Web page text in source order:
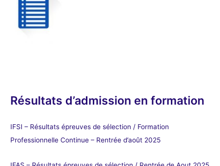
Résultats d’admission en formation
IFSI – Résultats épreuves de sélection / Formation
Professionnelle Continue – Rentrée d’août 2025